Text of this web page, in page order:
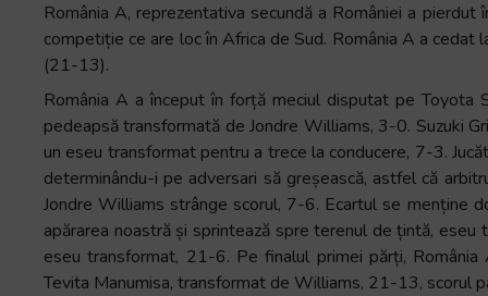
Accessibility,
apăsați
Această
comandă
rapidă
activează
cititorul
România A, reprezentativa secundă a României a pierdut
competiție ce are loc în Africa de Sud. România A a
(21-13).
România A a început în forță meciul disputat pe
pedeapsă transformată de Jondre Williams, 3-0. Suzuki
un eseu transformat pentru a trece la conducere, 7-3.
determinându-i pe adversari să greșească, astfel că
Jondre Williams strânge scorul, 7-6. Ecartul se menține
apărarea noastră și sprintează spre terenul de țintă,
eseu transformat, 21-6. Pe finalul primei părți,
Tevita Manumisa, transformat de Williams, 21-13, scorul